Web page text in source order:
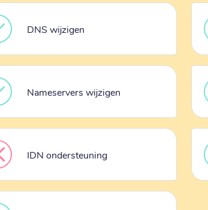
DNS wijzigen
Nameservers wijzigen
IDN ondersteuning